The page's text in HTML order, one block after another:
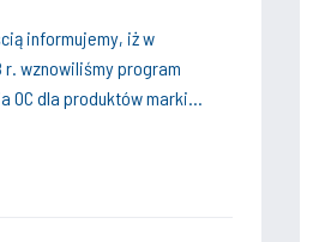
informujemy, iż w
r. wznowiliśmy program
OC dla produktów marki